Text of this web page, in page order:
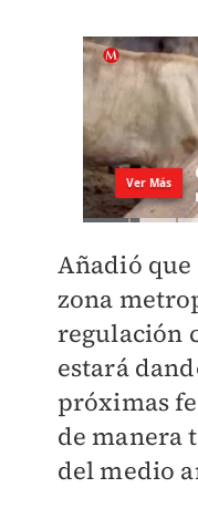
Añadió que
zona
regulación
estará
próximas
de manera
del medio